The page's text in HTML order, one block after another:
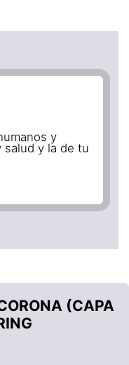
y
salud y la de tu
(CAPA